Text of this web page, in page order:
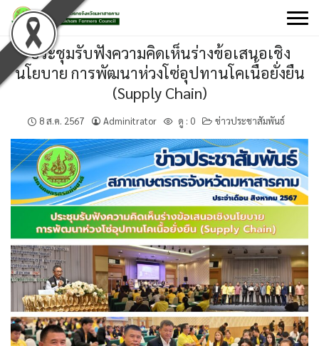
Skip
to
contentประชุมรับฟังความคิดเห็นร่างข้อเสนอเชิง
นโยบาย การพัฒนาห่วงโซ่อุปทานโคเนื้อยั่งยืน
(Supply Chain)
8 ส.ค. 2567 Adminitrator ดู : 0 ข่าวประชาสัมพันธ์